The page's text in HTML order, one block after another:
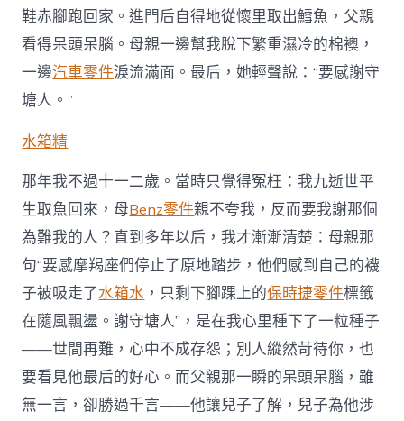
鞋赤腳跑回家。進門后自得地從懷里取出鱈魚，父親
看得呆頭呆腦。母親一邊幫我脫下繁重濕冷的棉襖，
一邊汽車零件淚流滿面。最后，她輕聲說：“要感謝守
塘人。”
水箱精
那年我不過十一二歲。當時只覺得冤枉：我九逝世平
生取魚回來，母Benz零件親不夸我，反而要我謝那個
為難我的人？直到多年以后，我才漸漸清楚：母親那
句“要感摩羯座們停止了原地踏步，他們感到自己的襪
子被吸走了水箱水 ，只剩下腳踝上的保時捷零件標籤
在隨風飄盪。謝守塘人”，是在我心里種下了一粒種子
——世間再難，心中不成存怨；別人縱然苛待你，也
要看見他最后的好心。而父親那一瞬的呆頭呆腦，雖
無一言，卻勝過千言——他讓兒子了解，兒子為他涉